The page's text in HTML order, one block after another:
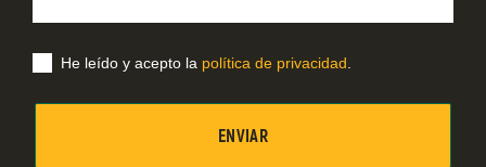
correo
electrónico
He leído y acepto la política de privacidad